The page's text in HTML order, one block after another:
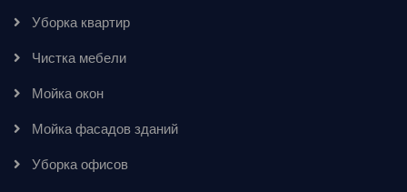
Уборка квартир
Чистка мебели
Мойка окон
Мойка фасадов зданий
Уборка офисов